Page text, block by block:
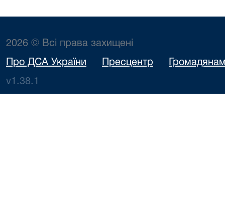
2026 © Всі права захищені
Про ДСА України Пресцентр
v1.38.1